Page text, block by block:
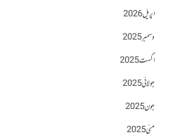
اپریل 2026
دسمبر 2025
اگست 2025
جولائی 2025
جون 2025
مئی 2025